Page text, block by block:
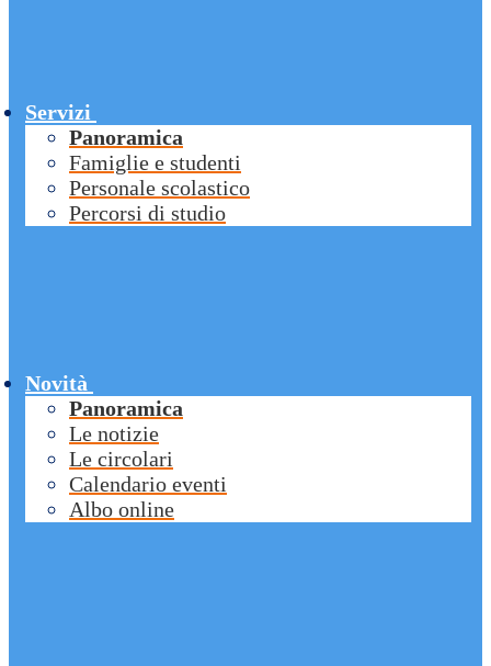
Servizi
Panoramica
Famiglie e studenti
Personale scolastico
Percorsi di studio
Novità
Panoramica
Le notizie
Le circolari
Calendario eventi
Albo online